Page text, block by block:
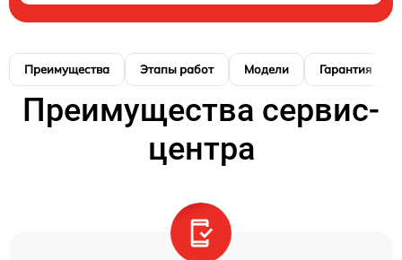
Преимущества Этапы работ Модели Гарантия
Преимущества сервис-
центра